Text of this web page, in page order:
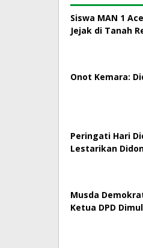
Siswa MAN 1
Jejak di Tanah
Onot Kemara:
Peringati Hari
Lestarikan
Musda
Ketua DPD